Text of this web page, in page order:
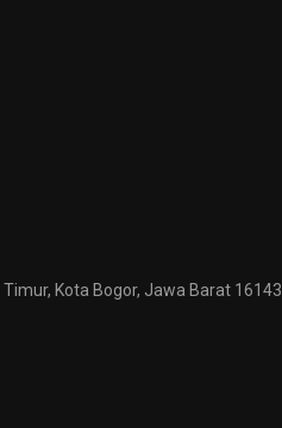
Kota Bogor, Jawa Barat 16143